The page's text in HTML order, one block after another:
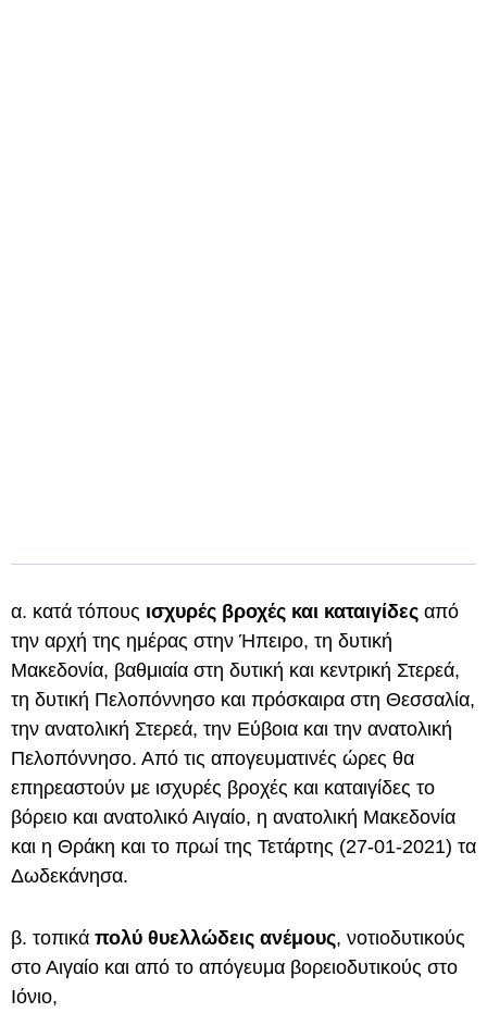
α. κατά τόπους ισχυρές βροχές και καταιγίδες από
την αρχή της ημέρας στην Ήπειρο, τη δυτική
Μακεδονία, βαθμιαία στη δυτική και κεντρική Στερεά,
τη δυτική Πελοπόννησο και πρόσκαιρα στη Θεσσαλία,
την ανατολική Στερεά, την Εύβοια και την ανατολική
Πελοπόννησο. Από τις απογευματινές ώρες θα
επηρεαστούν με ισχυρές βροχές και καταιγίδες το
βόρειο και ανατολικό Αιγαίο, η ανατολική Μακεδονία
και η Θράκη και το πρωί της Τετάρτης (27-01-2021) τα
Δωδεκάνησα.
β. τοπικά πολύ θυελλώδεις ανέμους, νοτιοδυτικούς
στο Αιγαίο και από το απόγευμα βορειοδυτικούς στο
Ιόνιο,